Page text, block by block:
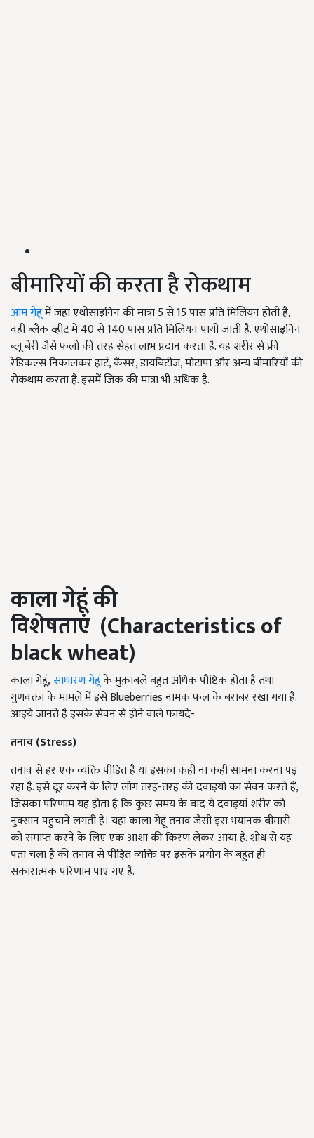
बीमारियों की करता है रोकथाम
आम गेहूंमें जहां एंथोसाइनिन की मात्रा 5 से 15 पास प्रति मिलियन होती है,
वहीं ब्लैक व्हीट मे 40 से 140 पास प्रति मिलियन पायी जाती है. एंथोसाइनिन
ब्लू बेरी जैसे फलों की तरह सेहत लाभ प्रदान करता है. यह शरीर से फ्री
रेडिकल्स निकालकर हार्ट, कैंसर, डायबिटीज, मोटापा और अन्य बीमारियों की
रोकथाम करता है. इसमें जिंक की मात्रा भी अधिक है.
काला गेहूं की
विशेषताएं (Characteristics of
black wheat)
काला गेहूं,साधारण गेहूंके मुक़ाबले बहुत अधिक पौष्टिक होता है तथा
गुणवक्ता के मामले में इसे Blueberries नामक फल के बराबर रखा गया है.
आइये जानते है इसके सेवन से होने वाले फायदे-
तनाव (Stress)
तनाव से हर एक व्यक्ति पीड़ित है या इसका कही ना कही सामना करना पड़
रहा है. इसे दूर करने के लिए लोग तरह-तरह की दवाइयों का सेवन करते हैं,
जिसका परिणाम यह होता है कि कुछ समय के बाद ये दवाइयां शरीर को
नुक्सान पहुचाने लगती है। यहां काला गेहूं तनाव जैसी इस भयानक बीमारी
को समाप्त करने के लिए एक आशा की किरण लेकर आया है. शोध से यह
पता चला है की तनाव से पीड़ित व्यक्ति पर इसके प्रयोग के बहुत ही
सकारात्मक परिणाम पाए गए हैं.